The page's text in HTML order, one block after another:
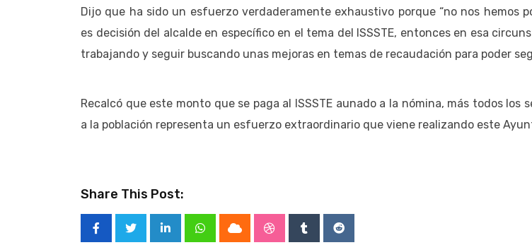
Dijo que ha sido un esfuerzo verdaderamente exhaustivo porque “no nos hemos
es decisión del alcalde en específico en el tema del ISSSTE, entonces en esa
trabajando y seguir buscando unas mejoras en temas de recaudación para poder
Recalcó que este monto que se paga al ISSSTE aunado a la nómina, más todos los
a la población representa un esfuerzo extraordinario que viene realizando este
Share This Post:
LinkedInWhatsappCloud StumbleUpon
TumblrReddit